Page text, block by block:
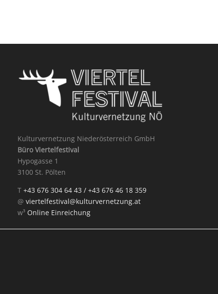
Kulturvernetzung Niederösterreich GmbH
Büro Viertelfestival
Hypogasse 1
3100 St. Pölten
T+43 676 304 64 43 /+43 676 46 18 359
@viertelfestival@kulturvernetzung.at
w³ Online Einreichung